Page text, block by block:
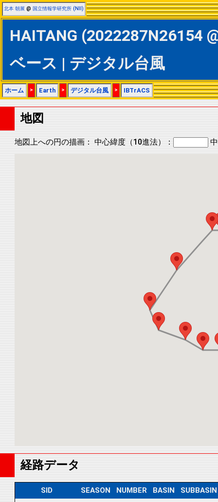
北本 朝展 @ 国立情報学研究所 (NII)
HAITANG (2022287N26154
ベース | デジタル台風
ホーム > Earth > デジタル台風 > IBTrACS
地図
地図上への円の描画： 中心緯度（10進法）：
経路データ
SID SEASON NUMBER BASIN
SUBBASIN